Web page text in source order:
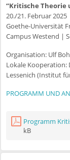
Transitionspolitik
https://
Abstracts (max.
stuttgart.de
Mit den besten
Daniel Witte
“Kritische Theorie
20./21. Februar 2025
Goethe-Universität
Campus Westend |
Organisation: Ulf
Lokale Kooperation:
Lessenich (Institut
PROGRAMM UND
Programm
kB